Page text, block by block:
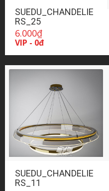
SUEDU_CHANDELIE
RS_25
6.000₫
VIP - 0đ
SUEDU_CHANDELIE
RS_11